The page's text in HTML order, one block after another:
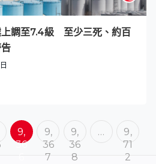
上調至7.4級 至少三死、約百
9,
36
9,
36
7
9,
36
8
…
9,
71
2